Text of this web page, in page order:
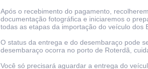
Após o recebimento do pagamento,
documentação fotográfica e iniciaremos o
todas as etapas da importação do veículo dos
O status da entrega e do desembaraço pode
desembaraço ocorra no porto de Roterdã,
Você só precisará aguardar a entrega do